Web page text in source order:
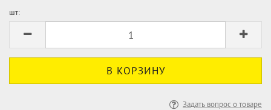
шт:
Задать вопрос о товаре